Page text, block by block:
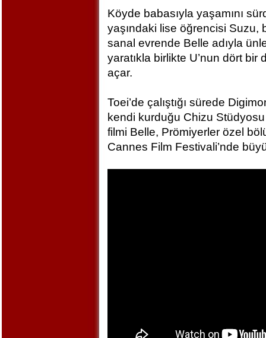
Köyde babasıyla yaşamını
yaşındaki lise öğrencisi Suzu,
sanal evrende Belle adıyla
yaratıkla birlikte U’nun dört
açar.
Toei’de çalıştığı sürede
kendi kurduğu Chizu
filmi Belle, Prömiyerler özel
Cannes Film Festivali’nde